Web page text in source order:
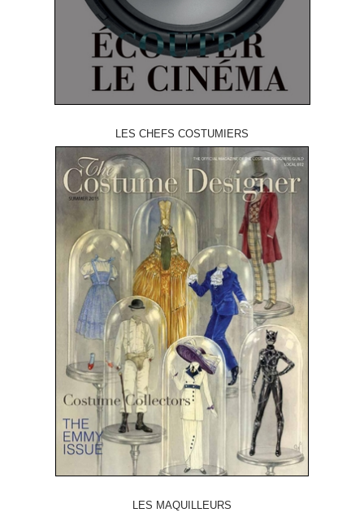
LES CHEFS COSTUMIERS
LES MAQUILLEURS